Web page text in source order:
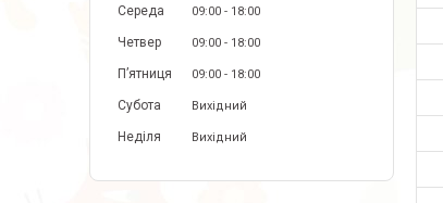
Середа 09:00 18:00
Четвер 09:00 18:00
Пʼятниця 09:00 18:00
Субота Вихідний
Неділя Вихідний